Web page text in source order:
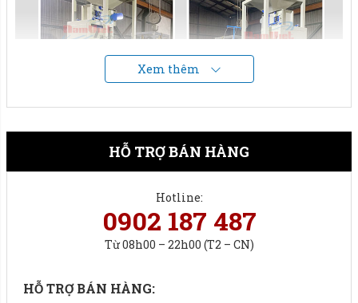
Giải pháp đóng gói vữa khô hiệu quả với công suất 200
Lợi ích máy đóng bao vữa khô:
Xem thêm
HỖ TRỢ BÁN HÀNG
Hotline:
0902 187 487
Từ 08h00 – 22h00 (T2 – CN)
HỖ TRỢ BÁN HÀNG: